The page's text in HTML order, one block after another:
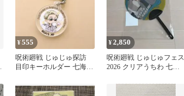
¥555
呪術廻戦 じゅじゅ探訪
目印キーホルダー 七海建
¥2,850
呪術廻戦 じゅじゅフェス
2026 クリアうちわ 七海